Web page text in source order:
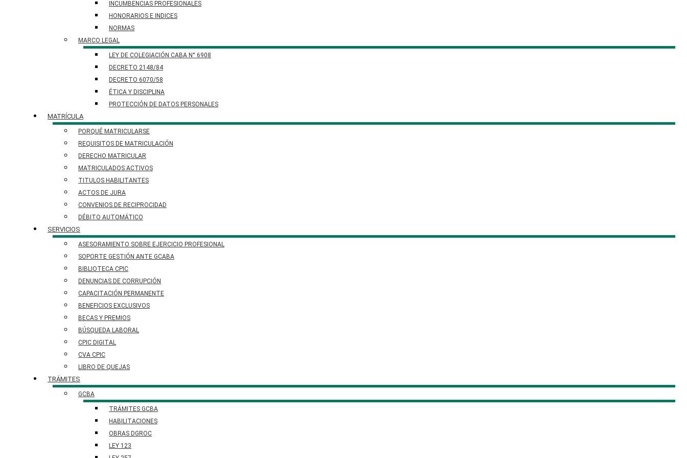
INCUMBENCIAS PROFESIONALES
HONORARIOS E INDICES
NORMAS
MARCO LEGAL
LEY DE COLEGIACIÓN CABA N° 6908
DECRETO 2148/84
DECRETO 6070/58
ÉTICA Y DISCIPLINA
PROTECCIÓN DE DATOS PERSONALES​
MATRÍCULA
PORQUÉ MATRICULARSE
REQUISITOS DE MATRICULACIÓN
DERECHO MATRICULAR
MATRICULADOS ACTIVOS
TITULOS HABILITANTES
ACTOS DE JURA
CONVENIOS DE RECIPROCIDAD
DÉBITO AUTOMÁTICO
SERVICIOS
ASESORAMIENTO SOBRE EJERCICIO PROFESIONAL
SOPORTE GESTIÓN ANTE GCABA
BIBLIOTECA CPIC
DENUNCIAS DE CORRUPCIÓN
CAPACITACIÓN PERMANENTE
BENEFICIOS EXCLUSIVOS
BECAS Y PREMIOS
BÚSQUEDA LABORAL​
CPIC DIGITAL
CVA CPIC
LIBRO DE QUEJAS
TRÁMITES
GCBA
TRÁMITES GCBA
HABILITACIONES
OBRAS DGROC
LEY 123